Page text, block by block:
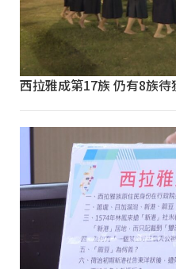
西拉雅成第17族 仍有8族